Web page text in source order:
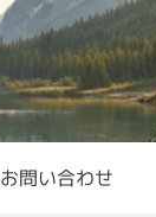
お問い合わせ